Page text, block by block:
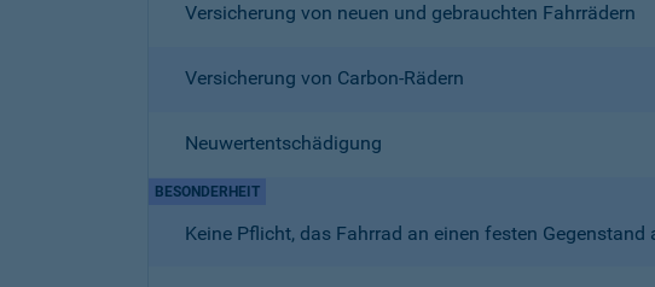
Versicherung von neuen und gebrauchten Fahrrädern
Versicherung von Carbon-Rädern
Neuwertentschädigung
Keine Pflicht, das Fahrrad an einen festen Gegenstand
BESONDERHEIT